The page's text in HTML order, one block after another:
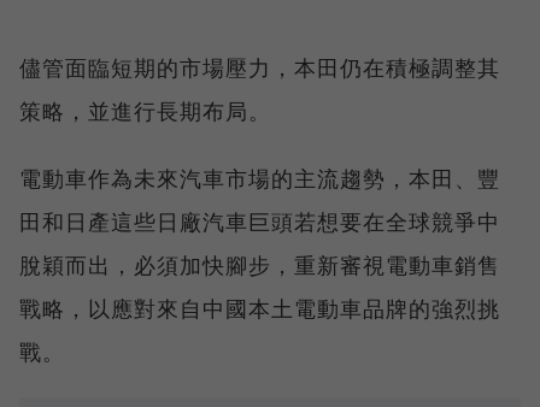
儘管面臨短期的市場壓力，本田仍在積極調整其
策略，並進行長期布局。
電動車作為未來汽車市場的主流趨勢，本田、豐
田和日產這些日廠汽車巨頭若想要在全球競爭中
脫穎而出，必須加快腳步，重新審視電動車銷售
戰略，以應對來自中國本土電動車品牌的強烈挑
戰。